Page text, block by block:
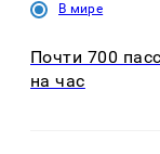
В мире
Почти 700
на час